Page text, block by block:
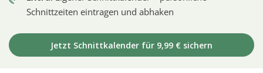
Schnittzeiten eintragen und abhaken
Jetzt Schnittkalender für 9,99 € sichern